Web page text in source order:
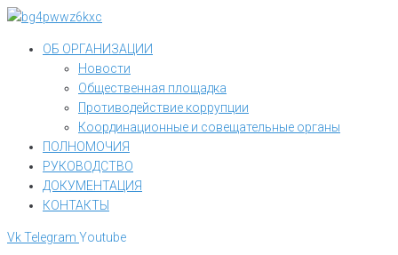
Перейти
контентуОБ ОРГАНИЗАЦИИ
Новости
Общественная площадка
Противодействие коррупции
Координационные и совещательные органы
ПОЛНОМОЧИЯ
РУКОВОДСТВО
ДОКУМЕНТАЦИЯ
КОНТАКТЫ
VkTelegram Youtube